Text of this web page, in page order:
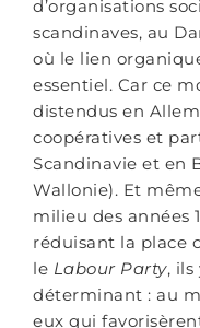
d’organisations
scandinaves, au
où le lien
essentiel. Car ce
distendus en
coopératives et
Scandinavie et en
Wallonie). Et
milieu des années
réduisant la place
le Labour Party, ils
déterminant : au
eux qui